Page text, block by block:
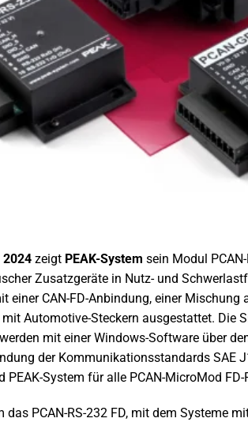
2024 zeigt PEAK-System sein Modul
Zusatzgeräte in Nutz- und
einer CAN-FD-Anbindung, einer
Automotive-Steckern ausgestattet. Die
mit einer Windows-Software über
der Kommunikationsstandards SAE
PEAK-System für alle PCAN-MicroMod
das PCAN-RS-232 FD, mit dem Systeme